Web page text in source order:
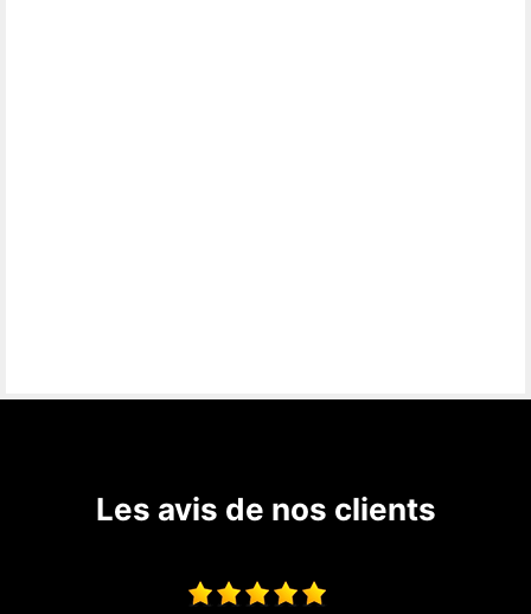
Les avis de nos clients